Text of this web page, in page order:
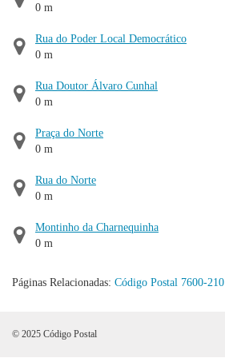
0 m
Rua do Poder Local Democrático
0 m
Rua Doutor Álvaro Cunhal
0 m
Praça do Norte
0 m
Rua do Norte
0 m
Montinho da Charnequinha
0 m
Páginas Relacionadas: Código Postal 7600-210
© 2025 Código Postal